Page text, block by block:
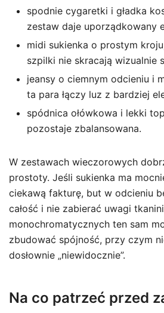
spodnie cygaretki i gładka
zestaw daje uporządkowany
midi sukienka o prostym
szpilki nie skracają wizualnie
jeansy o ciemnym odcieniu i
ta para łączy luz z bardziej
spódnica ołówkowa i lekki
pozostaje zbalansowana.
W zestawach wieczorowych
prostoty. Jeśli sukienka ma
ciekawą fakturę, but w odcieniu
całość i nie zabierać uwagi
monochromatycznych ten sam
zbudować spójność, przy czym
dosłownie „niewidocznie”.
Na co patrzeć przed